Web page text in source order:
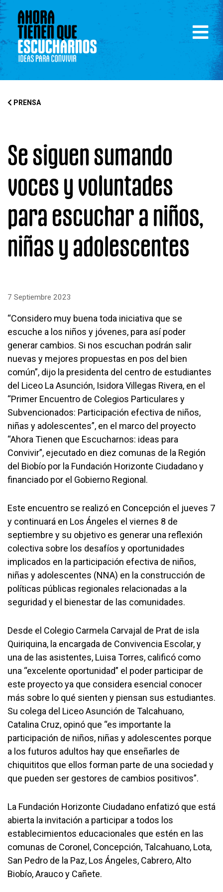
PRENSA
Se siguen sumando
voces y voluntades
para escuchar a niños,
niñas y adolescentes
7 Septiembre 2023
“Considero muy buena toda iniciativa que se
escuche a los niños y jóvenes, para así poder
generar cambios. Si nos escuchan podrán salir
nuevas y mejores propuestas en pos del bien
común”, dijo la presidenta del centro de estudiantes
del Liceo La Asunción, Isidora Villegas Rivera, en el
“Primer Encuentro de Colegios Particulares y
Subvencionados: Participación efectiva de niños,
niñas y adolescentes”, en el marco del proyecto
“Ahora Tienen que Escucharnos: ideas para
Convivir”, ejecutado en diez comunas de la Región
del Biobío por la Fundación Horizonte Ciudadano y
financiado por el Gobierno Regional.
Este encuentro se realizó en Concepción el jueves 7
y continuará en Los Ángeles el viernes 8 de
septiembre y su objetivo es generar una reflexión
colectiva sobre los desafíos y oportunidades
implicados en la participación efectiva de niños,
niñas y adolescentes (NNA) en la construcción de
políticas públicas regionales relacionadas a la
seguridad y el bienestar de las comunidades.
Desde el Colegio Carmela Carvajal de Prat de isla
Quiriquina, la encargada de Convivencia Escolar, y
una de las asistentes, Luisa Torres, calificó como
una “excelente oportunidad” el poder participar de
este proyecto ya que considera esencial conocer
más sobre lo qué sienten y piensan sus estudiantes.
Su colega del Liceo Asunción de Talcahuano,
Catalina Cruz, opinó que “es importante la
participación de niños, niñas y adolescentes porque
a los futuros adultos hay que enseñarles de
chiquititos que ellos forman parte de una sociedad y
que pueden ser gestores de cambios positivos”.
La Fundación Horizonte Ciudadano enfatizó que está
abierta la invitación a participar a todos los
establecimientos educacionales que estén en las
comunas de Coronel, Concepción, Talcahuano, Lota,
San Pedro de la Paz, Los Ángeles, Cabrero, Alto
Biobío, Arauco y Cañete.